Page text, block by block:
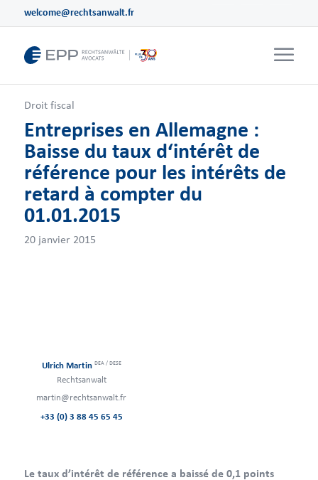
welcome@rechtsanwalt.fr
Droit fiscal
Entreprises en Allemagne :
Baisse du taux d‘intérêt de
référence pour les intérêts de
retard à compter du
01.01.2015
Ulrich Martin DEA / DESE
Rechtsanwalt
martin@rechtsanwalt.fr
+33 (0) 3 88 45 65 45
Le taux d’intérêt de référence a baissé de 0,1 points
20 janvier 2015